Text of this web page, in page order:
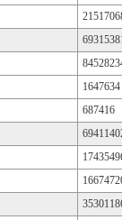
1647634
687416